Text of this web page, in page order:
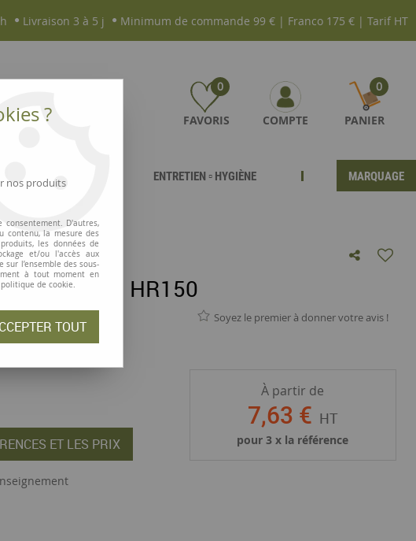
Livraison 3 à 5 j Minimum de commande 99 € | Franco 175 € | Tarif HT
0
FAVORIS COMPTE
0
PANIER
ENTRETIEN ▫ HYGIÈNE MARQUAGE
Casio HR150
Soyez le premier à donner votre avis !
ET LES PRIX
À partir de
7,63 € HT
pour3 x la référence
?
nos produits
consentement. D'autres,
contenu, la mesure des
les données de
et/ou l'accès aux
l’ensemble des sous-
à tout moment en
de cookie.
TOUT